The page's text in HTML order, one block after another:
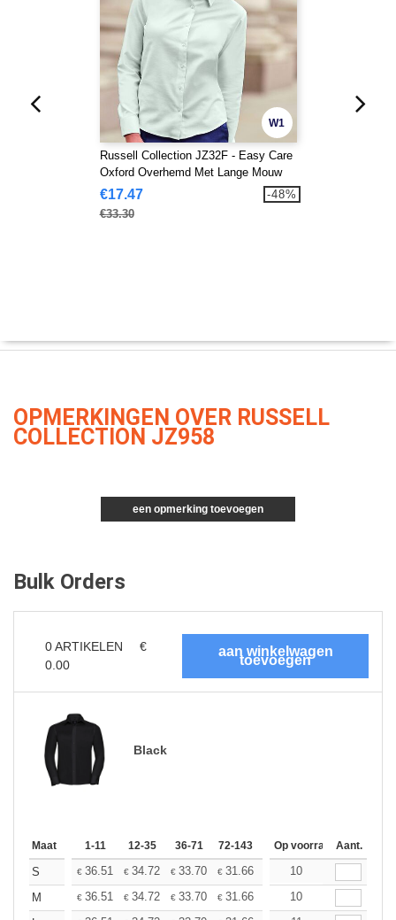
W1
Russell Collection JZ32F - Easy Care
Oxford Overhemd Met Lange Mouw
€17.47
€33.30
-48%
OPMERKINGEN OVER RUSSELL
COLLECTION JZ958
een opmerking toevoegen
Bulk Orders
0ARTIKELEN
€
0.00
Black
Maat 1-11 12-35 36-71 72-143 144-287 288 + Meer
Op voorraadAant.
S € 36.51 € 34.72 € 33.70 € 31.66 29.87
10
M
€ 36.51 € 34.72 € 33.70 € 31.66 29.87
10